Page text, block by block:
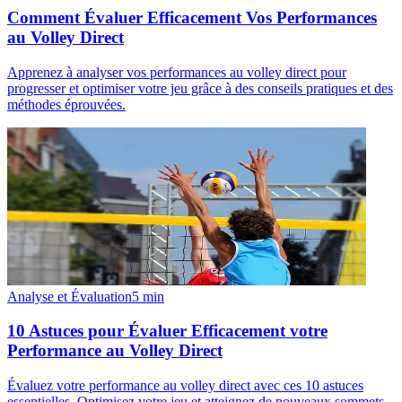
Comment Évaluer Efficacement Vos Performances
au Volley Direct
Apprenez à analyser vos performances au volley direct pour
progresser et optimiser votre jeu grâce à des conseils pratiques et des
méthodes éprouvées.
Analyse et Évaluation5 min
10 Astuces pour Évaluer Efficacement votre
Performance au Volley Direct
Évaluez votre performance au volley direct avec ces 10 astuces